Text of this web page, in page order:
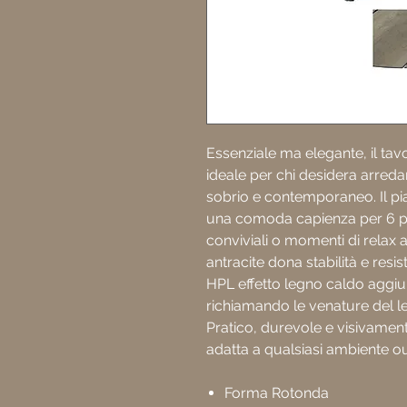
Essenziale ma elegante, il
ideale per chi desidera
sobrio e contemporaneo. Il
una comoda capienza per 6
conviviali o momenti di relax
antracite dona stabilità e
HPL effetto legno caldo
richiamando le venature del
Pratico, durevole e
adatta a qualsiasi ambiente
Forma Rotonda